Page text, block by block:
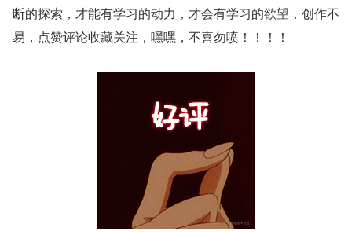
断的探索，才能有学习的动力，才会有学习的欲望，创作不
易，点赞评论收藏关注，嘿嘿，不喜勿喷！！！！